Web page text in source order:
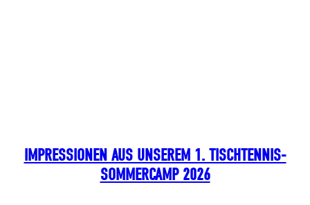
IMPRESSIONEN AUS UNSEREM 1. TISCHTENNIS-
SOMMERCAMP 2026